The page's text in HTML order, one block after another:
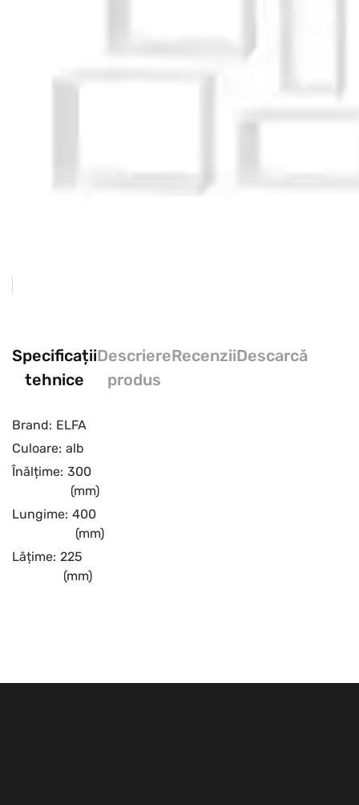
Specificații
tehnice
Descriere
produs
RecenziiDescarcă
Brand: ELFA
Culoare: alb
Înălțime: 300
(mm)
Lungime: 400
(mm)
Lățime: 225
(mm)